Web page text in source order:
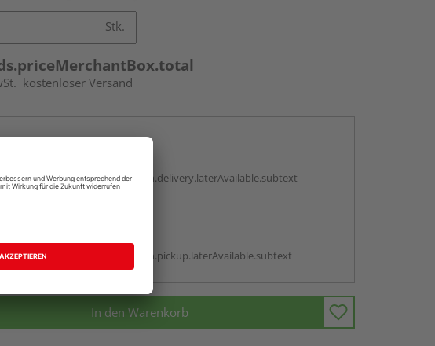
Stk.
kostenloser Versand
bestellen
Vorbestellung:
vue.ads.priceMerchantBox.option.pickup.laterAvailable.subtext
In den Warenkorb